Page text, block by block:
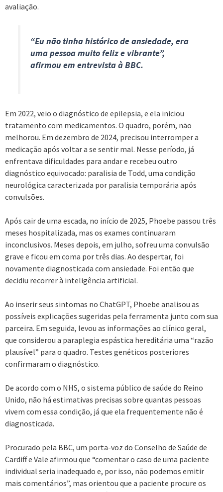
avaliação.
“Eu não tinha histórico de ansiedade, era
uma pessoa muito feliz e vibrante”,
afirmou em entrevista à BBC.
Em 2022, veio o diagnóstico de epilepsia, e ela iniciou
tratamento com medicamentos. O quadro, porém, não
melhorou. Em dezembro de 2024, precisou interromper a
medicação após voltar a se sentir mal. Nesse período, já
enfrentava dificuldades para andar e recebeu outro
diagnóstico equivocado: paralisia de Todd, uma condição
neurológica caracterizada por paralisia temporária após
convulsões.
Após cair de uma escada, no início de 2025, Phoebe passou três
meses hospitalizada, mas os exames continuaram
inconclusivos. Meses depois, em julho, sofreu uma convulsão
grave e ficou em coma por três dias. Ao despertar, foi
novamente diagnosticada com ansiedade. Foi então que
decidiu recorrer à inteligência artificial.
Ao inserir seus sintomas no ChatGPT, Phoebe analisou as
possíveis explicações sugeridas pela ferramenta junto com sua
parceira. Em seguida, levou as informações ao clínico geral,
que considerou a paraplegia espástica hereditária uma “razão
plausível” para o quadro. Testes genéticos posteriores
confirmaram o diagnóstico.
De acordo com o NHS, o sistema público de saúde do Reino
Unido, não há estimativas precisas sobre quantas pessoas
vivem com essa condição, já que ela frequentemente não é
diagnosticada.
Procurado pela BBC, um porta-voz do Conselho de Saúde de
Cardiff e Vale afirmou que “comentar o caso de uma paciente
individual seria inadequado e, por isso, não podemos emitir
mais comentários”, mas orientou que a paciente procure os